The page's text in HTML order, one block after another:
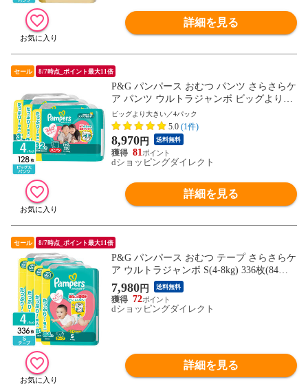
詳細を見る
セール 8/7時点_ポイント最大11倍
P&G パンパース おむつ パンツ さらさらケ
ア パンツ ウルトラジャンボ ビッグより大
きい(15-28kg) 128枚(32枚×4パック) 498717
6334770
ビッグより大きい／4パック
5.0 (1件)
8,970円 送料無料
81
dショッピングダイレクト
詳細を見る
セール 8/7時点_ポイント最大11倍
P&G パンパース おむつ テープ さらさらケ
ア ウルトラジャンボ S(4-8kg) 336枚(84枚×
4パック) 4987176335043
7,980円 送料無料
72
dショッピングダイレクト
詳細を見る